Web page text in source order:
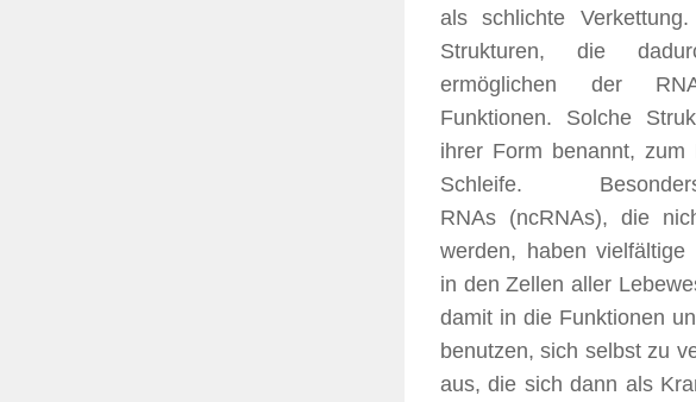
als schlichte
Strukturen, die
ermöglichen der
Funktionen. Solche
ihrer Form benannt, zum
Schleife.
RNAs (ncRNAs), die
werden, haben vielfältige
in den Zellen aller
damit in die Funktionen
benutzen, sich selbst zu
aus, die sich dann als